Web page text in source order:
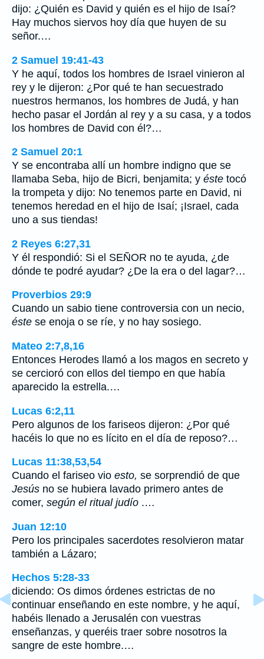
dijo: ¿Quién es David y quién es el hijo de Isaí?
Hay muchos siervos hoy día que huyen de su
señor.…
2 Samuel 19:41-43
Y he aquí, todos los hombres de Israel vinieron al
rey y le dijeron: ¿Por qué te han secuestrado
nuestros hermanos, los hombres de Judá, y han
hecho pasar el Jordán al rey y a su casa, y a todos
los hombres de David con él?…
2 Samuel 20:1
Y se encontraba allí un hombre indigno que se
llamaba Seba, hijo de Bicri, benjamita; y éste tocó
la trompeta y dijo: No tenemos parte en David, ni
tenemos heredad en el hijo de Isaí; ¡Israel, cada
uno a sus tiendas!
2 Reyes 6:27,31
Y él respondió: Si el SEÑOR no te ayuda, ¿de
dónde te podré ayudar? ¿De la era o del lagar?…
Proverbios 29:9
Cuando un sabio tiene controversia con un necio,
éste se enoja o se ríe, y no hay sosiego.
Mateo 2:7,8,16
Entonces Herodes llamó a los magos en secreto y
se cercioró con ellos del tiempo en que había
aparecido la estrella.…
Lucas 6:2,11
Pero algunos de los fariseos dijeron: ¿Por qué
hacéis lo que no es lícito en el día de reposo?…
Lucas 11:38,53,54
Cuando el fariseo vio esto, se sorprendió de que
Jesús no se hubiera lavado primero antes de
comer, según el ritual judío .…
Juan 12:10
Pero los principales sacerdotes resolvieron matar
también a Lázaro;
Hechos 5:28-33
diciendo: Os dimos órdenes estrictas de no
continuar enseñando en este nombre, y he aquí,
habéis llenado a Jerusalén con vuestras
enseñanzas, y queréis traer sobre nosotros la
sangre de este hombre.…